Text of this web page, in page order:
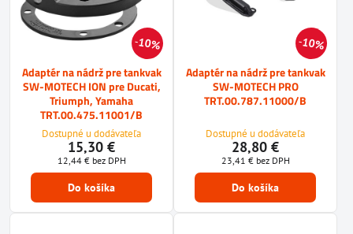
10%
Adaptér na nádrž pre tankvak
SW-MOTECH ION pre Ducati,
Triumph, Yamaha
TRT.00.475.11001/B
Dostupné u dodávateľa
15,30 €
12,44 € bez DPH
Do košíka
10%
Adaptér na nádrž pre tankvak
SW-MOTECH PRO
TRT.00.787.11000/B
Dostupné u dodávateľa
28,80 €
23,41 € bez DPH
Do košíka